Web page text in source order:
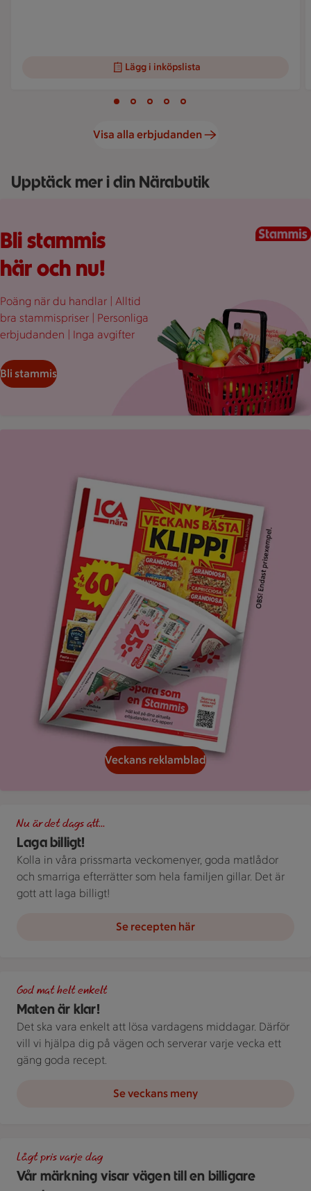
Lägg i inköpslista
Bild 1 av 5
Bild 2 av 5
Bild 3 av 5Bild 4 av 5
Visa alla erbjudanden
Upptäck mer i din Närabutik
Bli stammis
här och nu!
Poäng när du handlar | Alltid
bra stammispriser | Personliga
erbjudanden | Inga avgifter
Bli stammis
Veckans reklamblad
Laga billigt!
Nu är det dags att...
Kolla in våra prissmarta veckomenyer, goda matlådor
och smarriga efterrätter som hela familjen gillar. Det är
gott att laga billigt!
Se recepten här
Maten är klar!
God mat helt enkelt
Det ska vara enkelt att lösa vardagens middagar. Därför
vill vi hjälpa dig på vägen och serverar varje vecka ett
gäng goda recept.
Se veckans meny
Vår märkning visar vägen till en billigare
Lågt pris varje dag